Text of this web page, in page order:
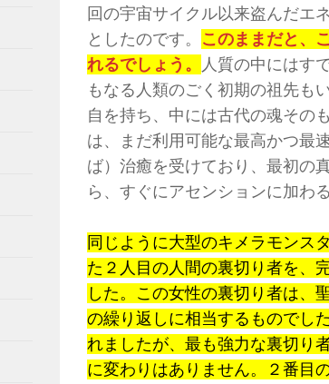
回の宇宙サイクル以来盗んだエ
としたのです。 このままだと、
れるでしょう。
人質の中にはす
もなる人類のごく初期の祖先も
自を持ち、中には古代の魂その
は、まだ利用可能な最高かつ最
ば）治癒を受けており、最初の
ら、すぐにアセンションに加わ
同じように大型のキメラモンス
た２人目の人間の裏切り者を、
した。この女性の裏切り者は、
の繰り返しに相当するものでし
れましたが、最も強力な裏切り
に変わりはありません。２番目